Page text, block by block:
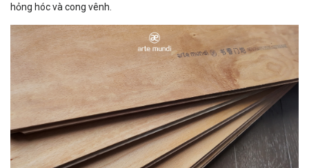
hỏng hóc và cong vênh.